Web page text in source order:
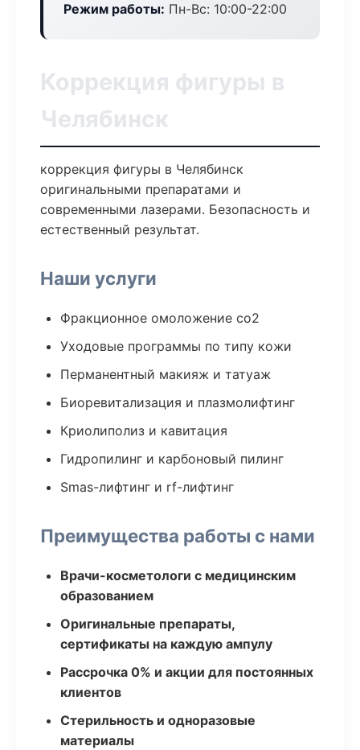
Режим работы: Пн-Вс: 10:00-22:00
Коррекция фигуры в
Челябинск
коррекция фигуры в Челябинск
оригинальными препаратами и
современными лазерами. Безопасность и
естественный результат.
Наши услуги
Фракционное омоложение co2
Уходовые программы по типу кожи
Перманентный макияж и татуаж
Биоревитализация и плазмолифтинг
Криолиполиз и кавитация
Гидропилинг и карбоновый пилинг
Smas-лифтинг и rf-лифтинг
Преимущества работы с нами
Врачи-косметологи с медицинским
образованием
Оригинальные препараты,
сертификаты на каждую ампулу
Рассрочка 0% и акции для постоянных
клиентов
Стерильность и одноразовые
материалы